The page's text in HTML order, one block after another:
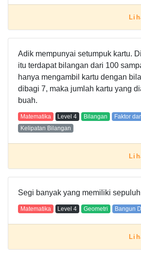
Adik mempunyai setumpuk kartu.
itu terdapat bilangan dari 100
hanya mengambil kartu dengan
dibagi 7, maka jumlah kartu yang
buah.
Matematika Level 4 Bilangan
Faktor
Kelipatan Bilangan
Segi banyak yang memiliki
Matematika Level 4 Geometri Bangun